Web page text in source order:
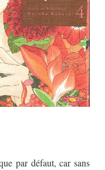
par défaut, car sans